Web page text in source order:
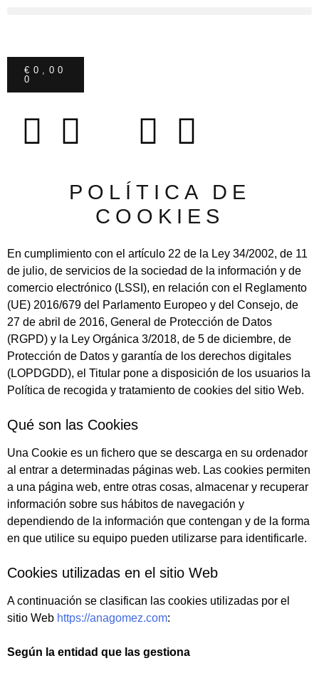
€ 0,00
0
POLÍTICA DE
COOKIES
En cumplimiento con el artículo 22 de la Ley 34/2002, de 11
de julio, de servicios de la sociedad de la información y de
comercio electrónico (LSSI), en relación con el Reglamento
(UE) 2016/679 del Parlamento Europeo y del Consejo, de
27 de abril de 2016, General de Protección de Datos
(RGPD) y la Ley Orgánica 3/2018, de 5 de diciembre, de
Protección de Datos y garantía de los derechos digitales
(LOPDGDD), el Titular pone a disposición de los usuarios la
Política de recogida y tratamiento de cookies del sitio Web.
Qué son las Cookies
Una Cookie es un fichero que se descarga en su ordenador
al entrar a determinadas páginas web. Las cookies permiten
a una página web, entre otras cosas, almacenar y recuperar
información sobre sus hábitos de navegación y
dependiendo de la información que contengan y de la forma
en que utilice su equipo pueden utilizarse para identificarle.
Cookies utilizadas en el sitio Web
A continuación se clasifican las cookies utilizadas por el
sitio Web https://anagomez.com:
Según la entidad que las gestiona